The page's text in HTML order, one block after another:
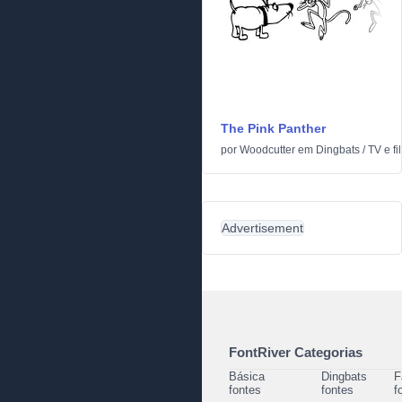
The Pink Panther
por Woodcutter em Dingbats /TV e
Advertisement
FontRiver Categorias
Básica
fontes
Dingbats
fontes